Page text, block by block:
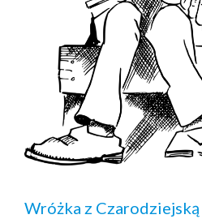
Wróżka z Czarodziejską